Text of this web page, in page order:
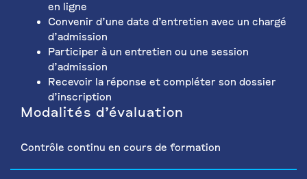
en ligne
Convenir d’une date d’entretien avec un chargé
d’admission
Participer à un entretien ou une session
d’admission
Recevoir la réponse et compléter son dossier
d’inscription
Modalités d’évaluation
Contrôle continu en cours de formation